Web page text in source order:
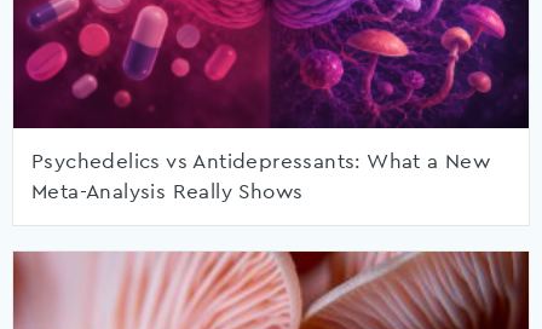
Psychedelics vs Antidepressants: What a New
Meta-Analysis Really Shows